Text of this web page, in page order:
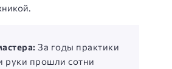
За годы практики
руки прошли сотни